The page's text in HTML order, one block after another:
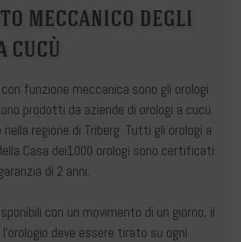
meccanico degli
cucù
funzione meccanica sono gli orologi
prodotti da aziende di orologi a cucú
regione di Triberg. Tutti gli orologi a
Casa dei1000 orologi sono certificati
di 2 anni.
con un movimento di un giorno, il
deve essere tirato su ogni